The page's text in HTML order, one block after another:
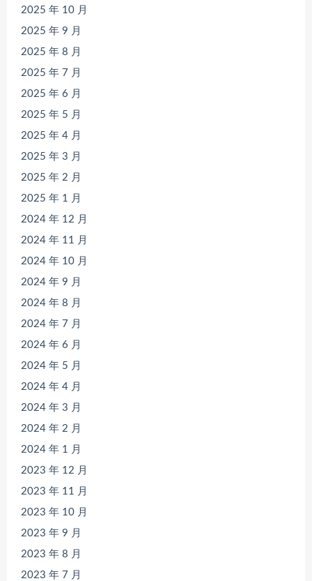
2025 年 10 月
2025 年 9 月
2025 年 8 月
2025 年 7 月
2025 年 6 月
2025 年 5 月
2025 年 4 月
2025 年 3 月
2025 年 2 月
2025 年 1 月
2024 年 12 月
2024 年 11 月
2024 年 10 月
2024 年 9 月
2024 年 8 月
2024 年 7 月
2024 年 6 月
2024 年 5 月
2024 年 4 月
2024 年 3 月
2024 年 2 月
2024 年 1 月
2023 年 12 月
2023 年 11 月
2023 年 10 月
2023 年 9 月
2023 年 8 月
2023 年 7 月